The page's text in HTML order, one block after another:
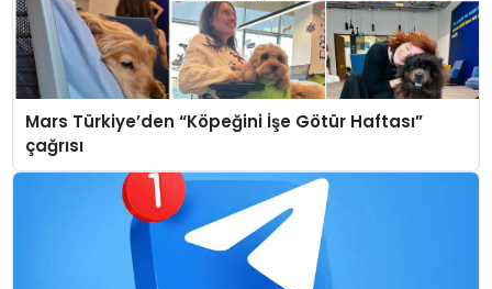
Mars Türkiye’den “Köpeğini İşe Götür Haftası”
çağrısı